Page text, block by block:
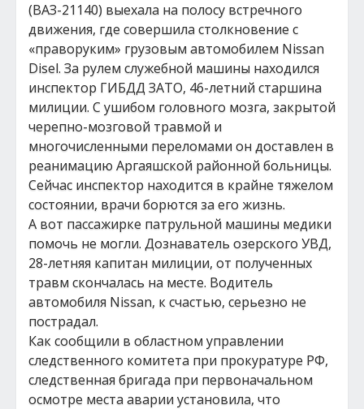
(ВАЗ-21140) выехала на полосу встречного
движения, где совершила столкновение с
«праворуким» грузовым автомобилем Nissan
Disel. За рулем служебной машины находился
инспектор ГИБДД ЗАТО, 46-летний старшина
милиции. С ушибом головного мозга, закрытой
черепно-мозговой травмой и
многочисленными переломами он доставлен в
реанимацию Аргаяшской районной больницы.
Сейчас инспектор находится в крайне тяжелом
состоянии, врачи борются за его жизнь.
А вот пассажирке патрульной машины медики
помочь не могли. Дознаватель озерского УВД,
28-летняя капитан милиции, от полученных
травм скончалась на месте. Водитель
автомобиля Nissan, к счастью, серьезно не
пострадал.
Как сообщили в областном управлении
следственного комитета при прокуратуре РФ,
следственная бригада при первоначальном
осмотре места аварии установила, что